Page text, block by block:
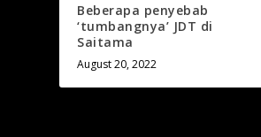
Beberapa penyebab
‘tumbangnya’ JDT di
Saitama
August 20, 2022